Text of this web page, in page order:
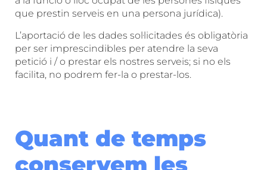
que prestin serveis en una persona jurídica).
L’aportació de les dades sol·licitades és obligatòria
per ser imprescindibles per atendre la seva
petició i / o prestar els nostres serveis; si no els
facilita, no podrem fer-la o prestar-los.
Quant de temps
conservem les